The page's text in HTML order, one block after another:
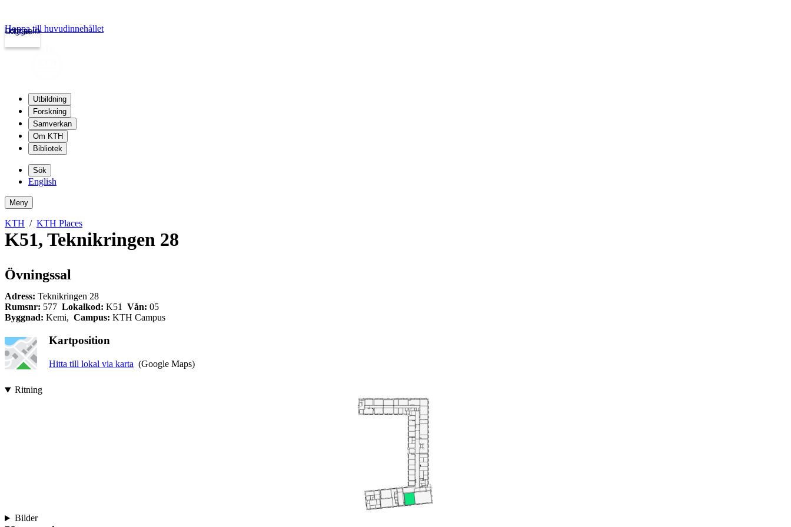
kth.se
Logga in
Hoppa till huvudinnehållet
Utbildning
Forskning
Samverkan
Om KTH
Bibliotek
Sök
English
Meny
KTH KTH Places
K51, Teknikringen 28
Övningssal
Adress: Teknikringen 28
Rumsnr: 577 Lokalkod: K51 Vån: 05
Byggnad: Kemi, Campus: KTH Campus
Kartposition
Hitta till lokal via karta (Google Maps)
Ritning
Bilder